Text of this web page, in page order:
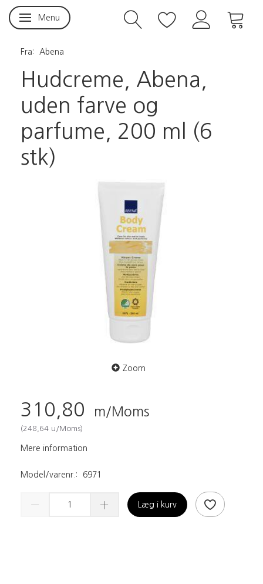
Skifte navigation
Menu
Fra: Abena
Hudcreme, Abena,
uden farve og
parfume, 200 ml (6
stk)
Zoom
310,80 m/Moms
(248,64 u/Moms)
Mere information
Model/varenr.: 6971
Læg i kurv